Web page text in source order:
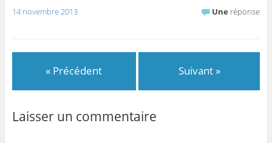
14 novembre 2013 Une réponse
« Précédent Suivant »
Laisser un commentaire